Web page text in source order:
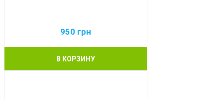
950 грн
В КОРЗИНУ